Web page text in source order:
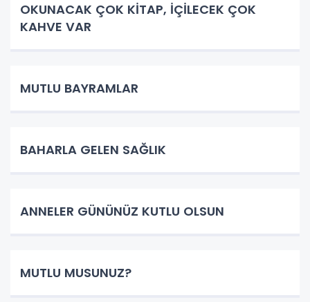
OKUNACAK ÇOK KİTAP, İÇİLECEK ÇOK
KAHVE VAR
MUTLU BAYRAMLAR
BAHARLA GELEN SAĞLIK
ANNELER GÜNÜNÜZ KUTLU OLSUN
MUTLU MUSUNUZ?